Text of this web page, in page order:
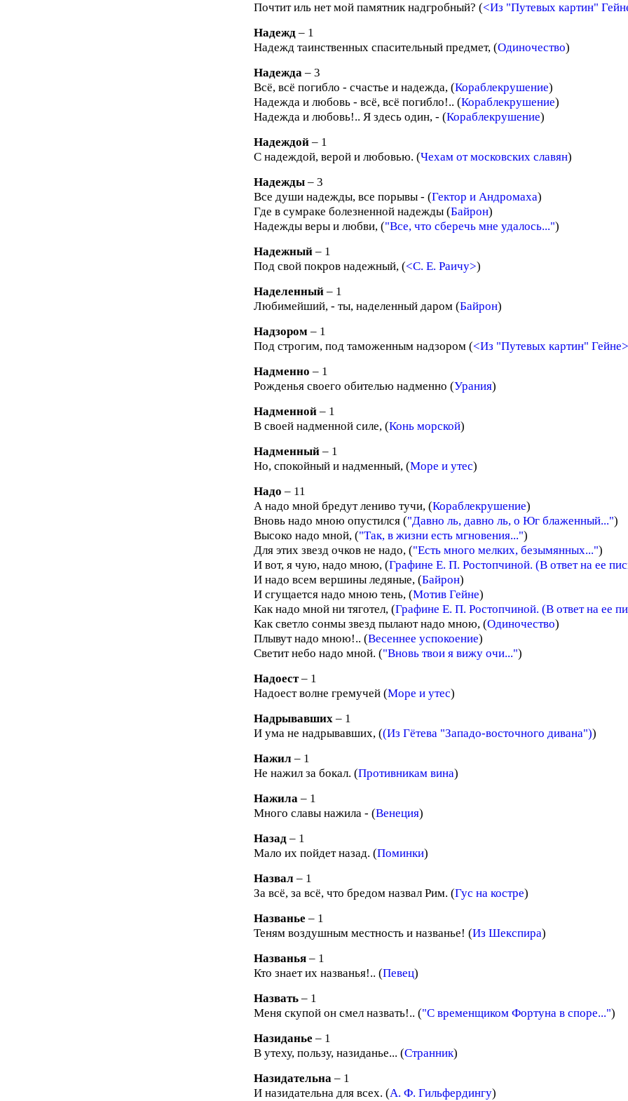
Почтит иль нет мой памятник надгробный? (<Из "Путевых картин"
Надежд – 1
Надежд таинственных спасительный предмет, (Одиночество)
Надежда – 3
Всё, всё погибло - счастье и надежда, (Кораблекрушение)
Надежда и любовь - всё, всё погибло!.. (Кораблекрушение)
Надежда и любовь!.. Я здесь один, - (Кораблекрушение)
Надеждой – 1
С надеждой, верой и любовью. (Чехам от московских славян)
Надежды – 3
Все души надежды, все порывы - (Гектор и Андромаха)
Где в сумраке болезненной надежды (Байрон)
Надежды веры и любви, ("Все, что сберечь мне удалось...")
Надежный – 1
Под свой покров надежный, (<С. Е. Раичу>)
Наделенный – 1
Любимейший, - ты, наделенный даром (Байрон)
Надзором – 1
Под строгим, под таможенным надзором (<Из "Путевых картин" Гейне>
Надменно – 1
Рожденья своего обителью надменно (Урания)
Надменной – 1
В своей надменной силе, (Конь морской)
Надменный – 1
Но, спокойный и надменный, (Море и утес)
Надо – 11
А надо мной бредут лениво тучи, (Кораблекрушение)
Вновь надо мною опустился ("Давно ль, давно ль, о Юг блаженный...")
Высоко надо мной, ("Так, в жизни есть мгновения...")
Для этих звезд очков не надо, ("Есть много мелких, безымянных...")
И вот, я чую, надо мною, (Графине Е. П. Ростопчиной. (В ответ на ее
И надо всем вершины ледяные, (Байрон)
И сгущается надо мною тень, (Мотив Гейне)
Как надо мной ни тяготел, (Графине Е. П. Ростопчиной. (В ответ на ее
Как светло сонмы звезд пылают надо мною, (Одиночество)
Плывут надо мною!.. (Весеннее успокоение)
Светит небо надо мной. ("Вновь твои я вижу очи...")
Надоест– 1
Надоест волне гремучей (Море и утес)
Надрывавших – 1
И ума не надрывавших, ((Из Гётева "Западо-восточного дивана"))
Нажил – 1
Не нажил за бокал. (Противникам вина)
Нажила – 1
Много славы нажила - (Венеция)
Назад – 1
Мало их пойдет назад. (Поминки)
Назвал – 1
За всё, за всё, что бредом назвал Рим. (Гус на костре)
Названье – 1
Теням воздушным местность и названье! (Из Шекспира)
Названья – 1
Кто знает их названья!.. (Певец)
Назвать – 1
Меня скупой он смел назвать!.. ("С временщиком Фортуна в споре...")
Назиданье – 1
В утеху, пользу, назиданье... (Странник)
Назидательна – 1
И назидательна для всех. (А. Ф. Гильфердингу)